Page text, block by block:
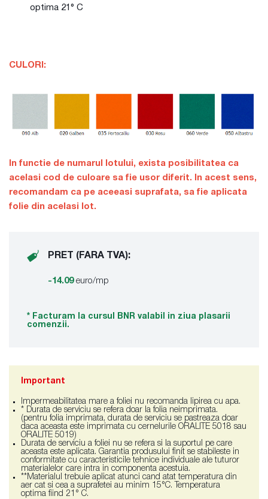
optima 21° C
CULORI:
In functie de numarul lotului, exista posibilitatea ca
acelasi cod de culoare sa fie usor diferit. In acest sens,
recomandam ca pe aceeasi suprafata, sa fie aplicata
folie din acelasi lot.
PRET (FARA TVA):
-14.09euro/mp
* Facturam la cursul BNR valabil in ziua plasarii
comenzii.
Important
Impermeabilitatea mare a foliei nu recomanda lipirea cu apa.
* Durata de serviciu se refera doar la folia neimprimata.
(pentru folia imprimata, durata de serviciu se pastreaza doar
daca aceasta este imprimata cu cernelurile ORALITE 5018 sau
ORALITE 5019)
Durata de serviciu a foliei nu se refera si la suportul pe care
aceasta este aplicata. Garantia produsului finit se stabileste in
conformitate cu caracteristicile tehnice individuale ale tuturor
materialelor care intra in componenta acestuia.
**Materialul trebuie aplicat atunci cand atat temperatura din
aer cat si cea a suprafetei au minim 15°C. Temperatura
optima fiind 21° C.